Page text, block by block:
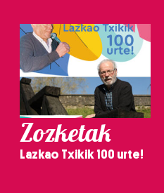
Zozketak
Lazkao Txikik 100 urte!